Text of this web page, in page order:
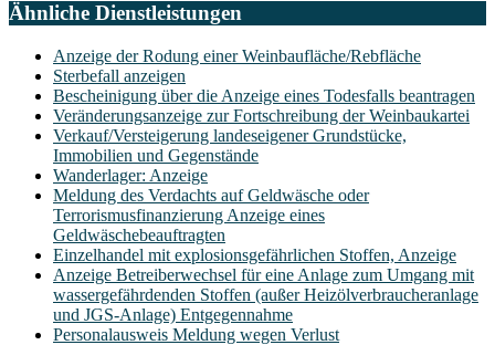
Ähnliche Dienstleistungen
Anzeige der Rodung einer Weinbaufläche/Rebfläche
Sterbefall anzeigen
Bescheinigung über die Anzeige eines Todesfalls beantragen
Veränderungsanzeige zur Fortschreibung der Weinbaukartei
Verkauf/Versteigerung landeseigener Grundstücke,
Immobilien und Gegenstände
Wanderlager: Anzeige
Meldung des Verdachts auf Geldwäsche oder
Terrorismusfinanzierung Anzeige eines
Geldwäschebeauftragten
Einzelhandel mit explosionsgefährlichen Stoffen, Anzeige
Anzeige Betreiberwechsel für eine Anlage zum Umgang mit
wassergefährdenden Stoffen (außer Heizölverbraucheranlage
und JGS-Anlage) Entgegennahme
Personalausweis Meldung wegen Verlust